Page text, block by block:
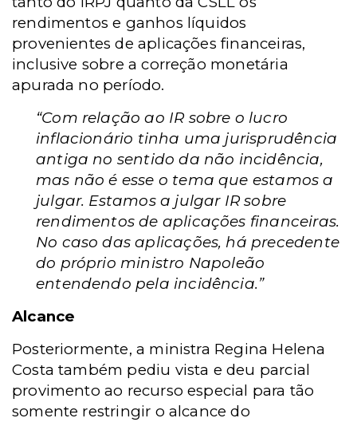
rendimentos e ganhos líquidos
provenientes de aplicações financeiras,
inclusive sobre a correção monetária
apurada no período.
“Com relação ao IR sobre o lucro
inflacionário tinha uma jurisprudência
antiga no sentido da não incidência,
mas não é esse o tema que estamos a
julgar. Estamos a julgar IR sobre
rendimentos de aplicações financeiras.
No caso das aplicações, há precedente
do próprio ministro Napoleão
entendendo pela incidência.”
Alcance
Posteriormente, a ministra Regina Helena
Costa também pediu vista e deu parcial
provimento ao recurso especial para tão
somente restringir o alcance do